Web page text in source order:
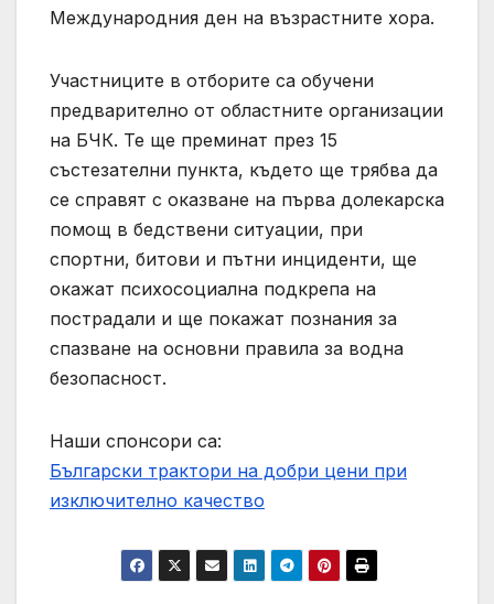
Международния ден на възрастните хора.
Участниците в отборите са обучени
предварително от областните организации
на БЧК. Те ще преминат през 15
състезателни пункта, където ще трябва да
се справят с оказване на първа долекарска
помощ в бедствени ситуации, при
спортни, битови и пътни инциденти, ще
окажат психосоциална подкрепа на
пострадали и ще покажат познания за
спазване на основни правила за водна
безопасност.
Наши спонсори са:
Български трактори на добри цени при
изключително качество